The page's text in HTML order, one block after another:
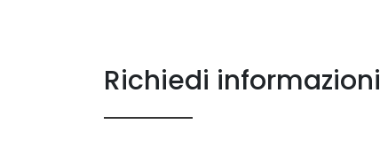
Richiedi informazioni